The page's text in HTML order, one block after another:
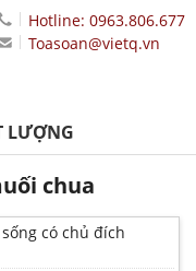
Hotline: 0963.806.677
Toasoan@vietq.vn
LƯỢNG
chua
có chủ đích